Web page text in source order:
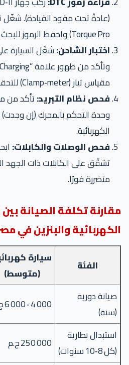
(عادةً تحت مقود القيادة).
Torque Pro) واحفظ الرموز للبحث عنها في دليل الصانع.
اختبار الشاحن:
مقياس تيار (Clamp‑meter) للتحقق من التيار المار.
فحص نظام التبريد:تأكد من
وحدة التحكم بالمحرك (إن
الكهربائية.
فحص الوصلات والكابلات:
تشقّق على الكابلات ذات الجهد
متضررة فورًا.
مقارنة تكلفة الصيانة
الكهربائية والبنزين في
الفئة
سيارة
(متوسط)
صيانة دورية
(سنة)
4 000 ‑ 6 000 ج.م
استبدال بطارية
(كل 8‑10 سنوات)
250 000 ج.م